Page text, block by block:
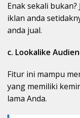
Enak sekali
iklan anda
anda jual.
c. Lookalike
Fitur ini mampu
yang memiliki
lama Anda.